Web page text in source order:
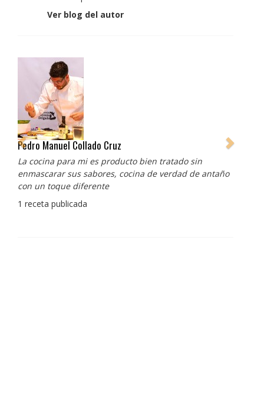
Ver blog del autor
Pedro Manuel Collado Cruz
La cocina para mi es producto bien tratado sin
enmascarar sus sabores, cocina de verdad de antaño
con un toque diferente
1 receta publicada